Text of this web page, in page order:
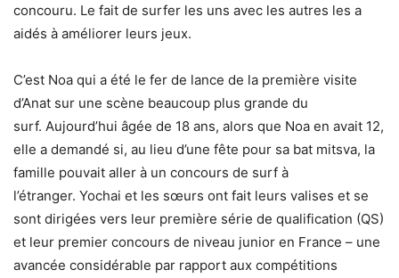
concouru. Le fait de surfer les uns avec les autres les a
aidés à améliorer leurs jeux.
C’est Noa qui a été le fer de lance de la première visite
d’Anat sur une scène beaucoup plus grande du
surf. Aujourd’hui âgée de 18 ans, alors que Noa en avait 12,
elle a demandé si, au lieu d’une fête pour sa bat mitsva, la
famille pouvait aller à un concours de surf à
l’étranger. Yochai et les sœurs ont fait leurs valises et se
sont dirigées vers leur première série de qualification (QS)
et leur premier concours de niveau junior en France – une
avancée considérable par rapport aux compétitions